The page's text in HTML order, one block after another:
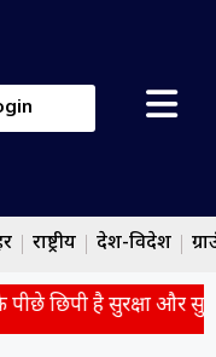
राष्ट्रीय देश-विदेश
छिपी है सुरक्षा और